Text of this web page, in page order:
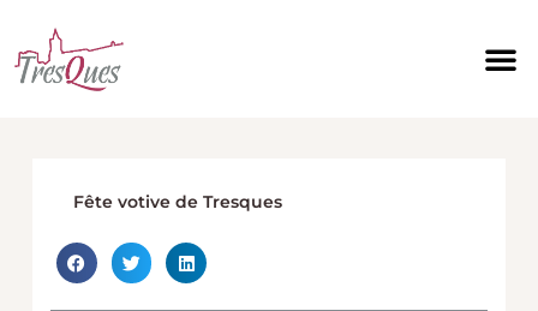
contenu
Fête votive de Tresques